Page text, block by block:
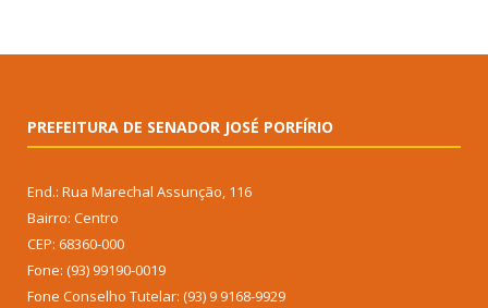
PREFEITURA DE SENADOR JOSÉ PORFÍRIO
End.: Rua Marechal Assunção, 116
Bairro: Centro
CEP: 68360-000
Fone: (93) 99190-0019
Fone Conselho Tutelar: (93) 9 9168-9929